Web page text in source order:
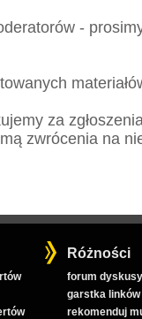
-
za
zwrócenia na
Różności
forum
garstka linków
rekomenduj